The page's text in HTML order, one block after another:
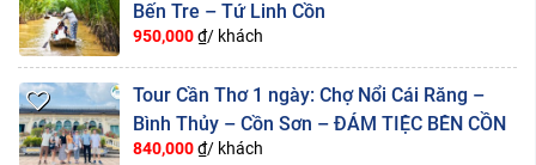
Bến Tre – Tứ Linh Cồn
950,000₫/ khách
Tour Cần Thơ 1 ngày: Chợ Nổi Cái Răng –
Bình Thủy – Cồn Sơn – ĐÁM TIỆC BÊN CỒN
840,000₫/ khách